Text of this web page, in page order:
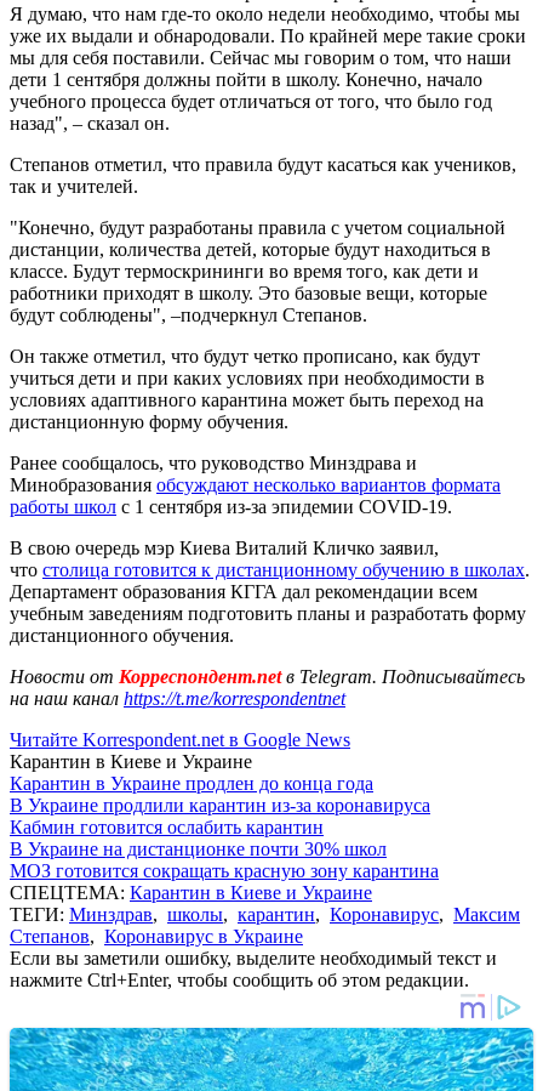
Я думаю, что нам где-то около недели необходимо, чтобы мы
уже их выдали и обнародовали. По крайней мере такие сроки
мы для себя поставили. Сейчас мы говорим о том, что наши
дети 1 сентября должны пойти в школу. Конечно, начало
учебного процесса будет отличаться от того, что было год
назад", – сказал он.
Степанов отметил, что правила будут касаться как учеников,
так и учителей.
"Конечно, будут разработаны правила с учетом социальной
дистанции, количества детей, которые будут находиться в
классе. Будут термоскрининги во время того, как дети и
работники приходят в школу. Это базовые вещи, которые
будут соблюдены", –подчеркнул Степанов.
Он также отметил, что будут четко прописано, как будут
учиться дети и при каких условиях при необходимости в
условиях адаптивного карантина может быть переход на
дистанционную форму обучения.
Ранее сообщалось, что руководство Минздрава и
Минобразования обсуждают несколько вариантов формата
работы школ с 1 сентября из-за эпидемии COVID-19.
В свою очередь мэр Киева Виталий Кличко заявил,
что столица готовится к дистанционному обучению в школах.
Департамент образования КГГА дал рекомендации всем
учебным заведениям подготовить планы и разработать форму
дистанционного обучения.
Новости от Корреспондент.netв Telegram. Подписывайтесь
на наш канал https://t.me/korrespondentnet
Читайте Korrespondent.net в Google News
Карантин в Киеве и Украине
Карантин в Украине продлен до конца года
В Украине продлили карантин из-за коронавируса
Кабмин готовится ослабить карантин
В Украине на дистанционке почти 30% школ
МОЗ готовится сокращать красную зону карантина
СПЕЦТЕМА: Карантин в Киеве и Украине
ТЕГИ: Минздрав, школы, карантин, Коронавирус, Максим
Степанов, Коронавирус в Украине
Если вы заметили ошибку, выделите необходимый текст и
нажмите Ctrl+Enter, чтобы сообщить об этом редакции.